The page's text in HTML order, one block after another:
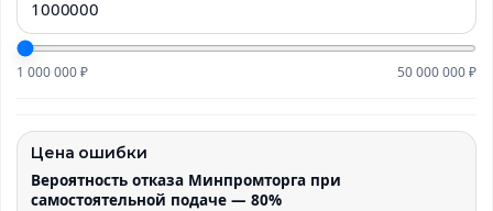
1 000 000 ₽ 50 000 000 ₽
Цена ошибки
Вероятность отказа Минпромторга при
самостоятельной подаче — 80%